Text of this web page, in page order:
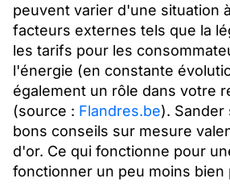
peuvent varier d'une situation
facteurs externes tels que la
les tarifs pour les
l'énergie (en constante
également un rôle dans votre
(source : Flandres.be). Sander
bons conseils sur mesure
d'or. Ce qui fonctionne pour
fonctionner un peu moins bien